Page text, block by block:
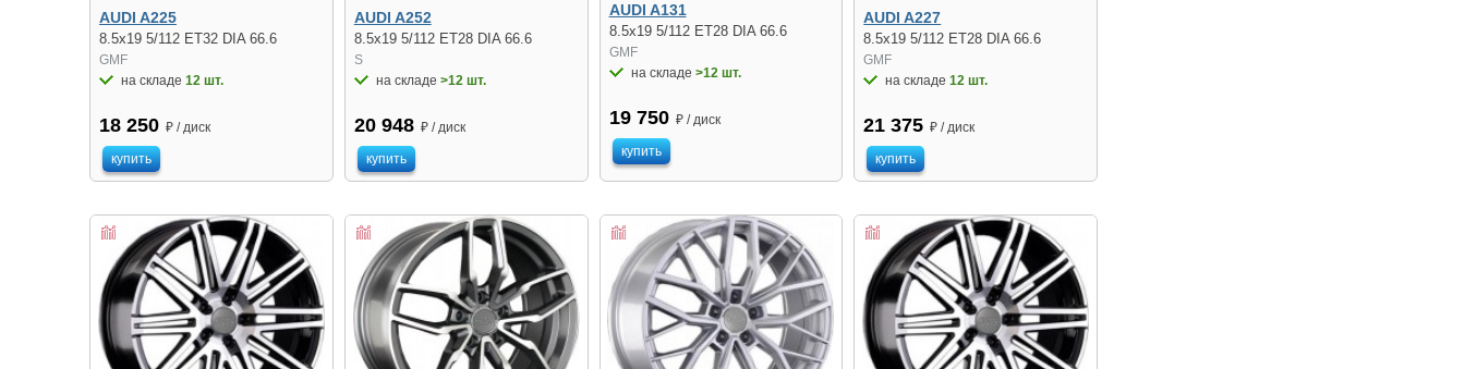
AUDI A225
8.5x19 5/112 ET32 DIA 66.6
GMF
на складе 12 шт.
18 250 ₽ / диск
купить
AUDI A252
8.5x19 5/112 ET28 DIA 66.6
S
на складе >12 шт.
20 948 ₽ / диск
купить
AUDI A131
8.5x19 5/112 ET28 DIA 66.6
GMF
на складе >12 шт.
19 750 ₽ / диск
купить
AUDI A227
8.5x19 5/112 ET28 DIA 66.6
GMF
на складе12 шт.
21 375 ₽ / диск
купить